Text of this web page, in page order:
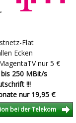
Flat
Ecken
nur 5 €
250 MBit/s
!!!
nur 19,95 €
bei der Telekom